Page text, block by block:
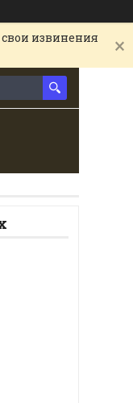
извинения